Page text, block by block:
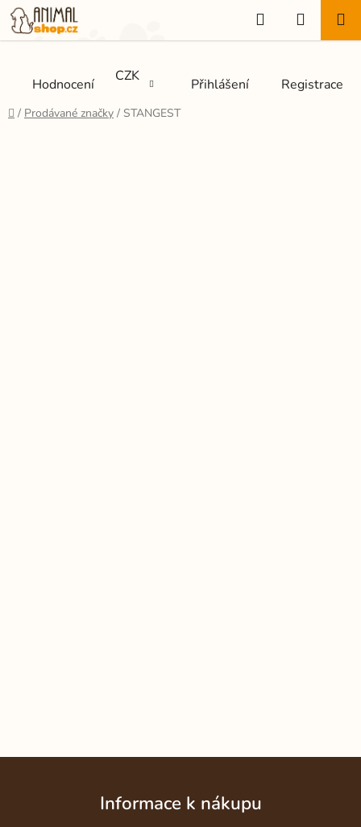
Přejít
na
obsah
Hodnocení CZK Přihlášení Registrace
Hledat
KOŠÍK
Domů
/ Prodávané značky / STANGEST
Informace k nákupu